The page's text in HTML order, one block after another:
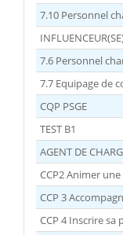
7.10 Personnel
7.6 Personnel
7.7 Equipage de
CQP PSGE
TEST B1
AGENT DE
CCP2 Animer
CCP 3
CCP 4 Inscrire